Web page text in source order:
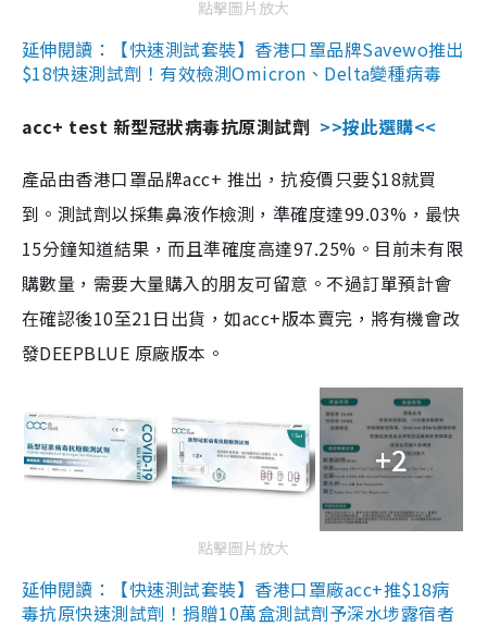
點擊圖片放大
延伸閱讀：【快速測試套裝】香港口罩品牌Savewo推出
$18快速測試劑！有效檢測Omicron、Delta變種病毒
acc+ test 新型冠狀病毒抗原測試劑 >>按此選購<<
產品由香港口罩品牌acc+ 推出，抗疫價只要$18就買
到。測試劑以採集鼻液作檢測，準確度達99.03%，最快
15分鐘知道結果，而且準確度高達97.25%。目前未有限
購數量，需要大量購入的朋友可留意。不過訂單預計會
在確認後10至21日出貨，如acc+版本賣完，將有機會改
發DEEPBLUE 原廠版本。
+2
點擊圖片放大
延伸閱讀：【快速測試套裝】香港口罩廠acc+推$18病
毒抗原快速測試劑！捐贈10萬盒測試劑予深水埗露宿者